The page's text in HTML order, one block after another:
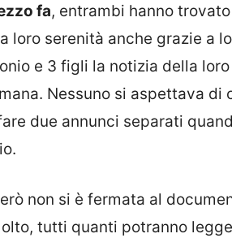
fa, entrambi hanno
loro serenità anche grazie a
e 3 figli la notizia della
Nessuno si aspettava di
due annunci separati
non si è fermata al
tutti quanti potranno